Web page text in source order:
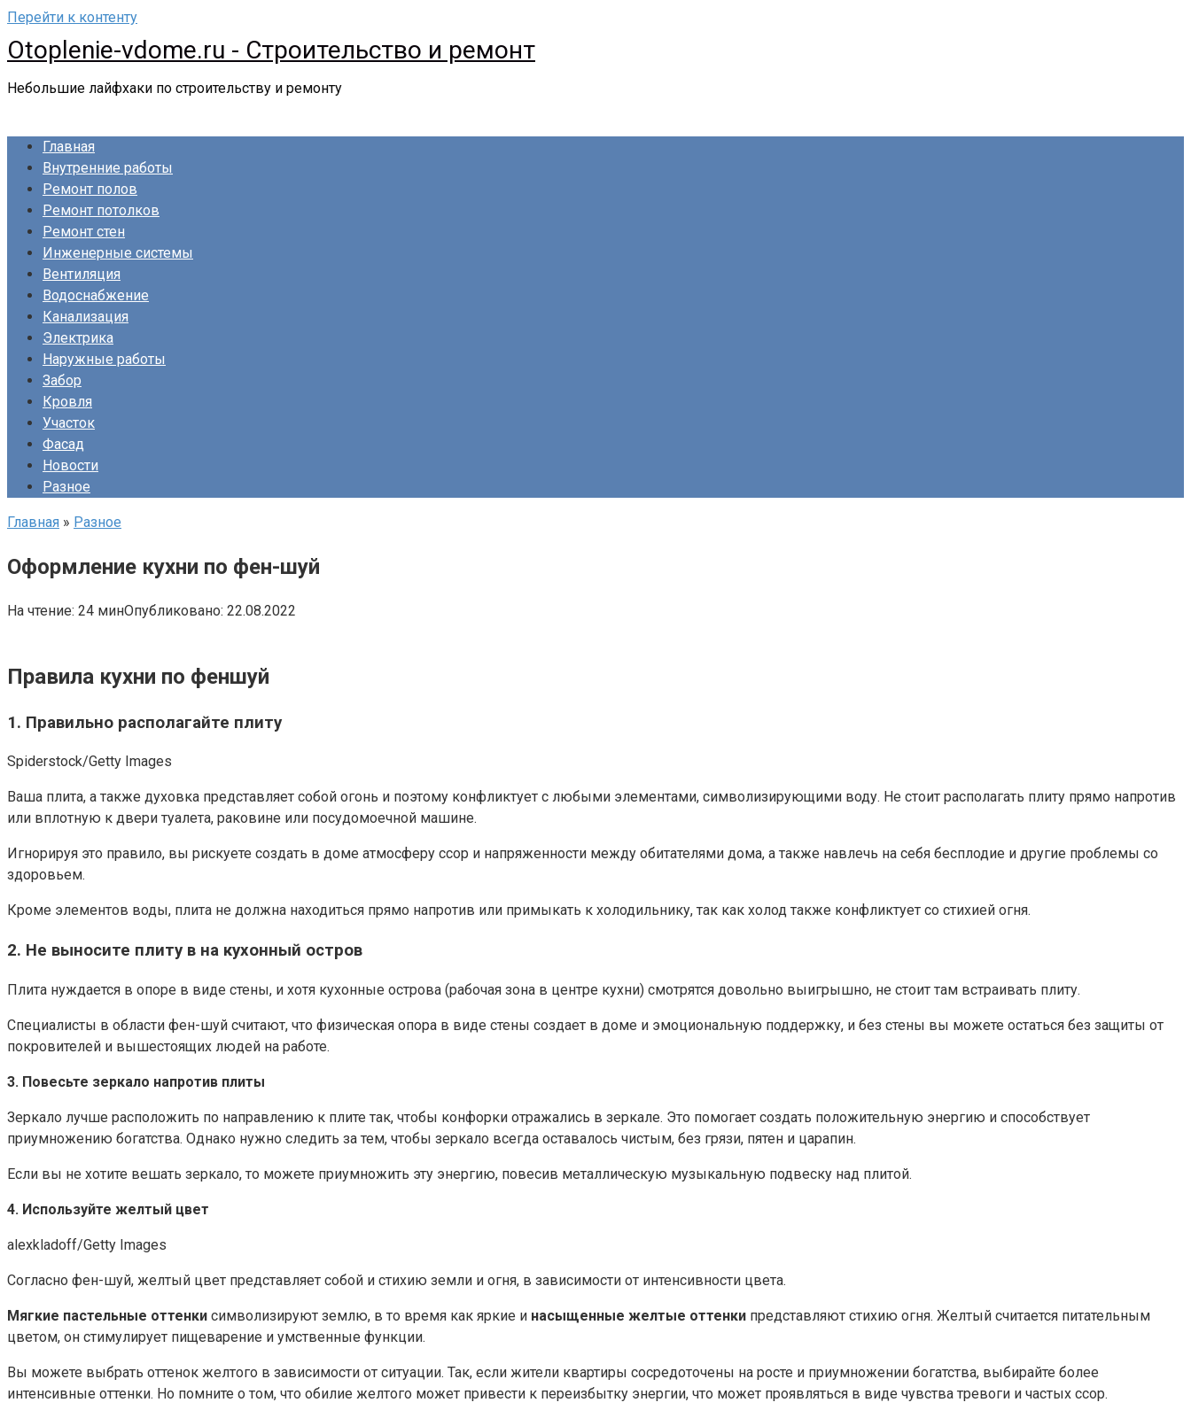
Перейти к контенту
Otoplenie-vdome.ru - Строительство и ремонт
Небольшие лайфхаки по строительству и ремонту
Главная
Внутренние работы
Ремонт полов
Ремонт потолков
Ремонт стен
Инженерные системы
Вентиляция
Водоснабжение
Канализация
Электрика
Наружные работы
Забор
Кровля
Участок
Фасад
Новости
Разное
Главная » Разное
Оформление кухни по фен-шуй
На чтение: 24 минОпубликовано: 22.08.2022
Правила кухни по феншуй
1. Правильно располагайте плиту
Spiderstock/Getty Images
Ваша плита, а также духовка представляет собой огонь и поэтому конфликтует с любыми элементами, символизирующими воду. Не стоит располагать плиту прямо напротив
или вплотную к двери туалета, раковине или посудомоечной машине.
Игнорируя это правило, вы рискуете создать в доме атмосферу ссор и напряженности между обитателями дома, а также навлечь на себя бесплодие и другие проблемы со
здоровьем.
Кроме элементов воды, плита не должна находиться прямо напротив или примыкать к холодильнику, так как холод также конфликтует со стихией огня.
2. Не выносите плиту в на кухонный остров
Плита нуждается в опоре в виде стены, и хотя кухонные острова (рабочая зона в центре кухни) смотрятся довольно выигрышно, не стоит там встраивать плиту.
Специалисты в области фен-шуй считают, что физическая опора в виде стены создает в доме и эмоциональную поддержку, и без стены вы можете остаться без защиты от
покровителей и вышестоящих людей на работе.
3. Повесьте зеркало напротив плиты
Зеркало лучше расположить по направлению к плите так, чтобы конфорки отражались в зеркале. Это помогает создать положительную энергию и способствует
приумножению богатства. Однако нужно следить за тем, чтобы зеркало всегда оставалось чистым, без грязи, пятен и царапин.
Если вы не хотите вешать зеркало, то можете приумножить эту энергию, повесив металлическую музыкальную подвеску над плитой.
4. Используйте желтый цвет
alexkladoff/Getty Images
Согласно фен-шуй, желтый цвет представляет собой и стихию земли и огня, в зависимости от интенсивности цвета.
Мягкие пастельные оттенки символизируют землю, в то время как яркие и насыщенные желтые оттенки представляют стихию огня. Желтый считается питательным
цветом, он стимулирует пищеварение и умственные функции.
Вы можете выбрать оттенок желтого в зависимости от ситуации. Так, если жители квартиры сосредоточены на росте и приумножении богатства, выбирайте более
интенсивные оттенки. Но помните о том, что обилие желтого может привести к переизбытку энергии, что может проявляться в виде чувства тревоги и частых ссор.